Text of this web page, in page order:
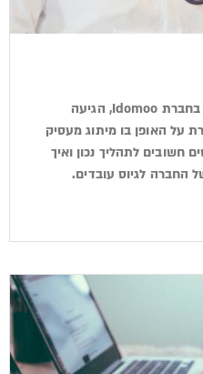
נטע פיס, סמנכ"לית משאבי אנוש בחברת Idomoo, הגיעה
על האופן בו מיתוג מעסיק
חשובים לתהליך נכון ואיך
לגיוס עובדים.